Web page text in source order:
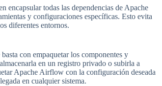
encapsular todas las dependencias de Apache
y configuraciones específicas. Esto evita
diferentes entornos.
con empaquetar los componentes y
en un registro privado o subirla a
Apache Airflow con la configuración deseada
en cualquier sistema.